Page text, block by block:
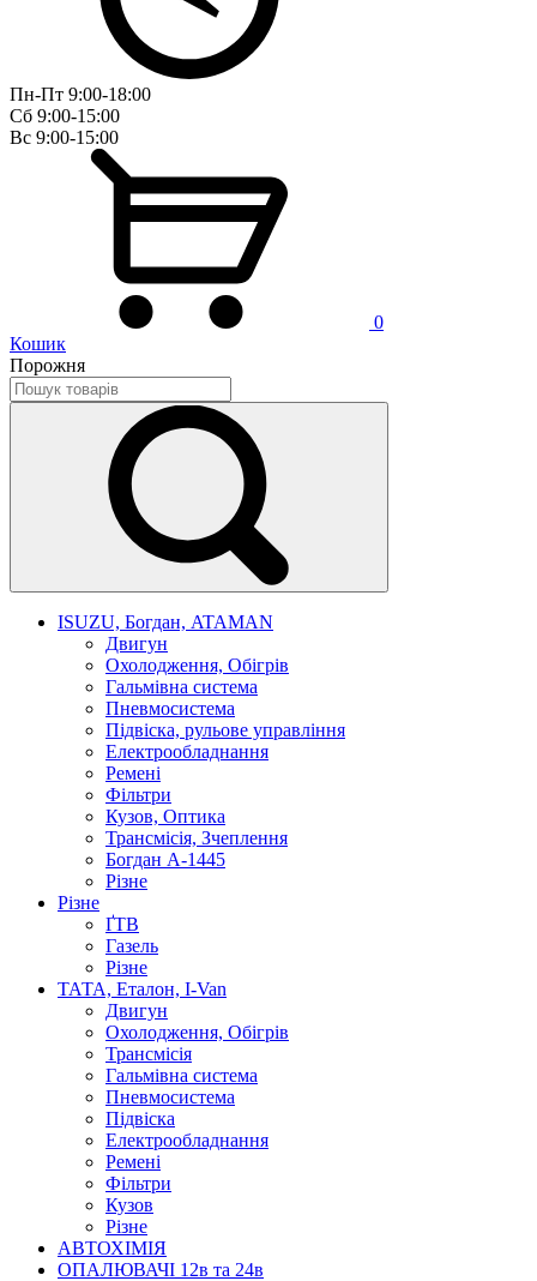
Пн-Пт 9:00-18:00
Сб 9:00-15:00
Вс 9:00-15:00
0
Кошик
Порожня
ISUZU, Богдан, ATAMAN
Двигун
Охолодження, Обігрів
Гальмівна система
Пневмосистема
Підвіска, рульове управління
Електрообладнання
Ремені
Фільтри
Кузов, Оптика
Трансмісія, Зчеплення
Богдан А-1445
Різне
Різне
ҐТВ
Газель
Різне
ТАТА, Еталон, I-Van
Двигун
Охолодження, Обігрів
Трансмісія
Гальмівна система
Пневмосистема
Підвіска
Електрообладнання
Ремені
Фільтри
Кузов
Різне
АВТОХІМІЯ
ОПАЛЮВАЧІ 12в та 24в